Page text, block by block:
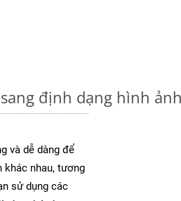
định dạng hình
và dễ dàng để
khác nhau, tương
sử dụng các